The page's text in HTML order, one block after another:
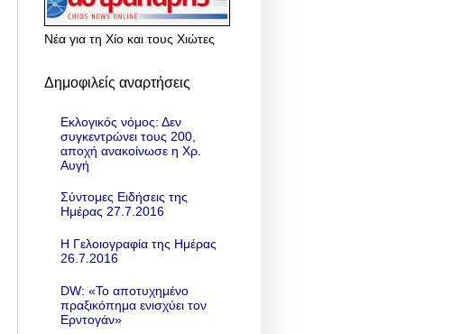
Νέα για τη Χίο και τους Χιώτες
Δημοφιλείς αναρτήσεις
Εκλογικός νόμος: Δεν
συγκεντρώνει τους 200,
αποχή ανακοίνωσε η Χρ.
Αυγή
Σύντομες Ειδήσεις της
Ημέρας 27.7.2016
Η Γελοιογραφία της Ημέρας
26.7.2016
DW: «To αποτυχημένο
πραξικόπημα ενισχύει τον
Ερντογάν»